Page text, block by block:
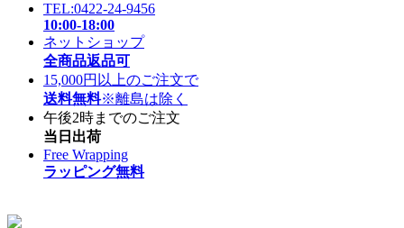
TEL:0422-24-9456
10:00-18:00
ネットショップ
全商品返品可
15,000円以上のご注文で
送料無料※離島は除く
午後2時までのご注文
当日出荷
Free Wrapping
ラッピング無料